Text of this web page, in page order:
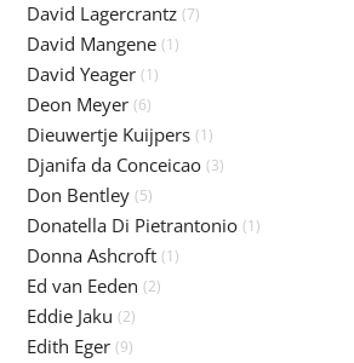
David Lagercrantz (7)
David Mangene (1)
David Yeager (1)
Deon Meyer (6)
Dieuwertje Kuijpers (1)
Djanifa da Conceicao (3)
Don Bentley (5)
Donatella Di Pietrantonio (1)
Donna Ashcroft (1)
Ed van Eeden (2)
Eddie Jaku (2)
Edith Eger (9)